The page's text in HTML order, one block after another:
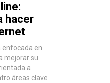
hacer
enfocada en
mejorar su
a
áreas clave